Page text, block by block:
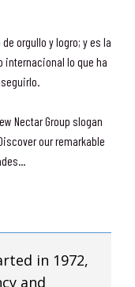
orgullo y logro; y es la
lo que ha
Nectar Group slogan
our remarkable
in 1972,
and